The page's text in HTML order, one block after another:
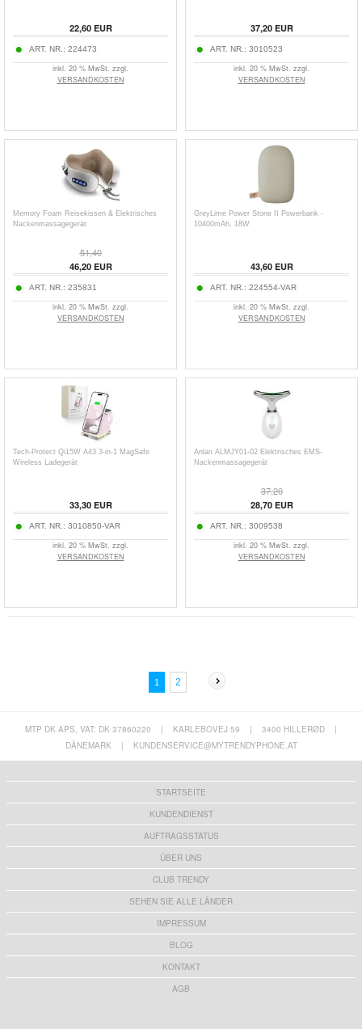
22,60 EUR
ART. NR.: 224473
inkl. 20 % MwSt. zzgl.
VERSANDKOSTEN
37,20 EUR
ART. NR.: 3010523
inkl. 20 % MwSt. zzgl.
VERSANDKOSTEN
Memory Foam Reisekissen & Elektrisches
Nackenmassagegerät
51,40
46,20 EUR
ART. NR.: 235831
inkl. 20 % MwSt. zzgl.
VERSANDKOSTEN
GreyLime Power Stone II Powerbank -
10400mAh, 18W
43,60 EUR
ART. NR.: 224554-VAR
inkl. 20 % MwSt. zzgl.
VERSANDKOSTEN
Tech-Protect Qi15W A43 3-in-1 MagSafe
Wireless Ladegerät
33,30 EUR
ART. NR.: 3010850-VAR
inkl. 20 % MwSt. zzgl.
VERSANDKOSTEN
Anlan ALMJY01-02 Elektrisches EMS-
Nackenmassagegerät
37,20
28,70 EUR
ART. NR.: 3009538
inkl. 20 % MwSt. zzgl.
VERSANDKOSTEN
1 2
MTP DK APS, VAT: DK 37860220 | KARLEBOVEJ 59 | 3400 HILLERØD
|
DÄNEMARK
| KUNDENSERVICE@MYTRENDYPHONE.AT
STARTSEITE
KUNDENDIENST
AUFTRAGSSTATUS
ÜBER UNS
CLUB TRENDY
SEHEN SIE ALLE LÄNDER
IMPRESSUM
BLOG
KONTAKT
AGB